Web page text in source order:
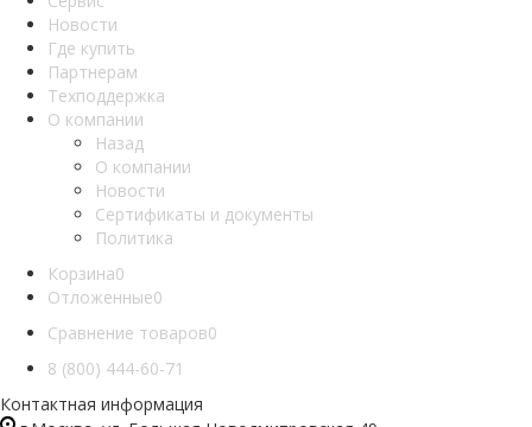
Новости
Где купить
Партнерам
Техподдержка
О компании
Назад
О компании
Новости
Сертификаты и документы
Политика
Корзина0
Отложенные0
Сравнение товаров0
8 (800) 444-60-71
Контактная информация